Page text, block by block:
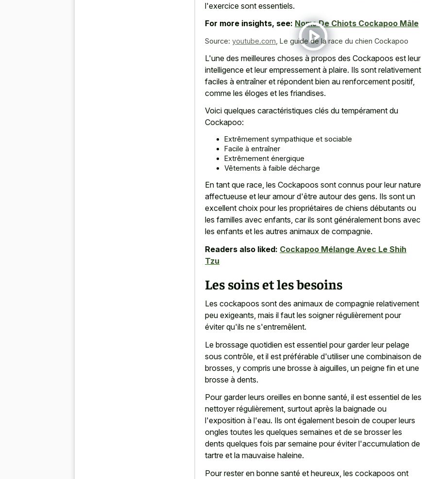
l'exercice sont essentiels.
For more insights, see: Noms De Chiots Cockapoo Mâle
Source: youtube.com Le guide de la race du chien Cockapoo
L'une des meilleures choses à propos des Cockapoos est leur
intelligence et leur empressement à plaire. Ils sont relativement
faciles à entraîner et répondent bien au renforcement positif,
comme les éloges et les friandises.
Voici quelques caractéristiques clés du tempérament du
Cockapoo:
Extrêmement sympathique et sociable
Facile à entraîner
Extrêmement énergique
Vêtements à faible décharge
En tant que race, les Cockapoos sont connus pour leur nature
affectueuse et leur amour d'être autour des gens. Ils sont un
excellent choix pour les propriétaires de chiens débutants ou
les familles avec enfants, car ils sont généralement bons avec
les enfants et les autres animaux de compagnie.
Readers also liked: Cockapoo Mélange Avec Le Shih
Tzu
Les soins et les besoins
Les cockapoos sont des animaux de compagnie relativement
peu exigeants, mais il faut les soigner régulièrement pour
éviter qu'ils ne s'entremêlent.
Le brossage quotidien est essentiel pour garder leur pelage
sous contrôle, et il est préférable d'utiliser une combinaison de
brosses, y compris une brosse à aiguilles, un peigne fin et une
brosse à dents.
Pour garder leurs oreilles en bonne santé, il est essentiel de les
nettoyer régulièrement, surtout après la baignade ou
l'exposition à l'eau. Ils ont également besoin de couper leurs
ongles toutes les quelques semaines et de se brosser les
dents quelques fois par semaine pour éviter l'accumulation de
tartre et la mauvaise haleine.
Pour rester en bonne santé et heureux, les cockapoos ont